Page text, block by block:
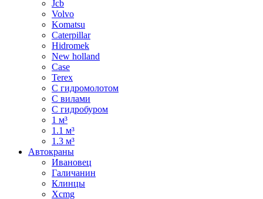
Jcb
Volvo
Komatsu
Caterpillar
Hidromek
New holland
Case
Terex
С гидромолотом
С вилами
С гидробуром
1 м³
1.1 м³
1.3 м³
Автокраны
Ивановец
Галичанин
Клинцы
Xcmg